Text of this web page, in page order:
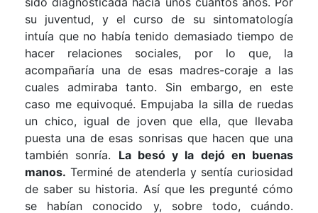
su juventud, y el curso de su sintomatología
intuía que no había tenido demasiado tiempo de
hacer relaciones sociales, por lo que, la
acompañaría una de esas madres-coraje a las
cuales admiraba tanto. Sin embargo, en este
caso me equivoqué. Empujaba la silla de ruedas
un chico, igual de joven que ella, que llevaba
puesta una de esas sonrisas que hacen que una
también sonría. La besó y la dejó en buenas
manos. Terminé de atenderla y sentía curiosidad
de saber su historia. Así que les pregunté cómo
se habían conocido y, sobre todo, cuándo.